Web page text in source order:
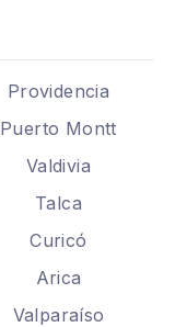
Providencia
Puerto Montt
Valdivia
Talca
Curicó
Arica
Valparaíso